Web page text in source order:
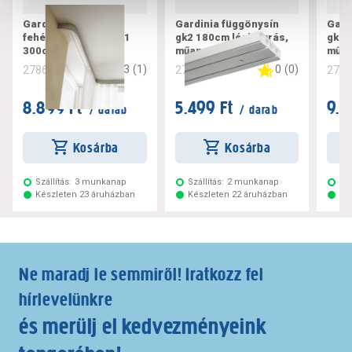
Gardinia műanyag,
fehér függönysín gk1
300cm
278616 3 (1 )
8.899 Ft / darab
Kosárba
Szállítás: 3 munkanap
Készleten 23 áruházban
Gardinia függönysín
gk2 180cm légkamrás,
műanyag, fehér
278619 0 (0)
5.499 Ft / darab
Kosárba
Szállítás: 2 munkanap
Készleten 22 áruházban
gk2
Ne maradj le semmiről! Iratkozz fel
hírlevelünkre
és merülj el kedvezményeink